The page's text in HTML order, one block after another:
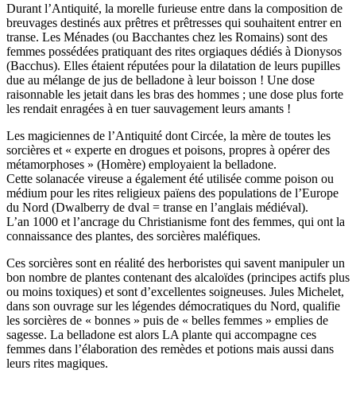
Durant l’Antiquité, la morelle furieuse entre dans la composition de
breuvages destinés aux prêtres et prêtresses qui souhaitent entrer en
transe. Les Ménades (ou Bacchantes chez les Romains) sont des
femmes possédées pratiquant des rites orgiaques dédiés à Dionysos
(Bacchus). Elles étaient réputées pour la dilatation de leurs pupilles
due au mélange de jus de belladone à leur boisson ! Une dose
raisonnable les jetait dans les bras des hommes ; une dose plus forte
les rendait enragées à en tuer sauvagement leurs amants !
Les magiciennes de l’Antiquité dont Circée, la mère de toutes les
sorcières et « experte en drogues et poisons, propres à opérer des
métamorphoses » (Homère) employaient la belladone.
Cette solanacée vireuse a également été utilisée comme poison ou
médium pour les rites religieux païens des populations de l’Europe
du Nord (Dwalberry de dval = transe en l’anglais médiéval).
L’an 1000 et l’ancrage du Christianisme font des femmes, qui ont la
connaissance des plantes, des sorcières maléfiques.
Ces sorcières sont en réalité des herboristes qui savent manipuler un
bon nombre de plantes contenant des alcaloïdes (principes actifs plus
ou moins toxiques) et sont d’excellentes soigneuses. Jules Michelet,
dans son ouvrage sur les légendes démocratiques du Nord, qualifie
les sorcières de « bonnes » puis de « belles femmes » emplies de
sagesse. La belladone est alors LA plante qui accompagne ces
femmes dans l’élaboration des remèdes et potions mais aussi dans
leurs rites magiques.